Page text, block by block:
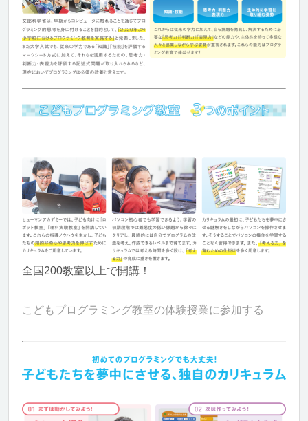
全国200教室以上で開講！
こどもプログラミング教室の体験授業に参加する